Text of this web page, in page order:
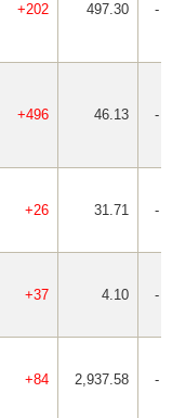
+202 497.30 -
+496 46.13 -
+26 31.71 -
+37 4.10 -
+84 2,937.58 -